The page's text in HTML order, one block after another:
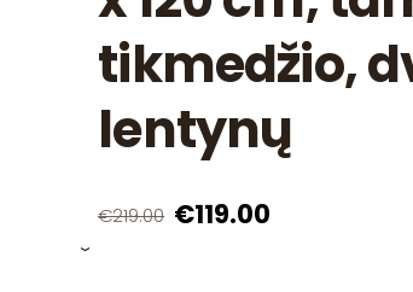
›
tikmedžio,
lentynų
€219.00 €119.00